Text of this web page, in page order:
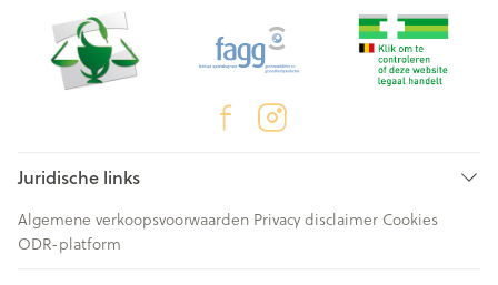
Juridische links
Algemene verkoopsvoorwaarden Privacy disclaimer Cookies
ODR-platform